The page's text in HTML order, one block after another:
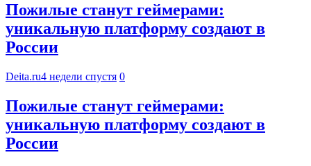
Пожилые станут геймерами:
уникальную платформу создают в
России
Deita.ru4 недели спустя 0
Пожилые станут геймерами:
уникальную платформу создают в
России